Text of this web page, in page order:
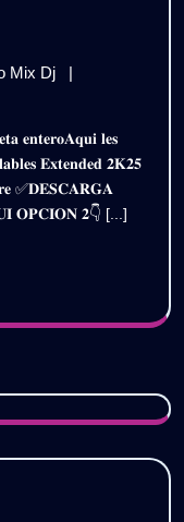
Mix Dj
CUMBIAZOS
2025
–
PACK
VOL.4
|
𝐄𝐱𝐭𝐞𝐧𝐝𝐞𝐝 𝟐𝐊𝟐𝟓
✅𝐃𝐄𝐒𝐂𝐀𝐑𝐆𝐀
𝐎𝐏𝐂𝐈𝐎𝐍 𝟐👇 [...]